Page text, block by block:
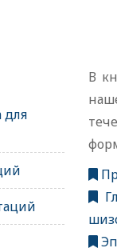
В
для